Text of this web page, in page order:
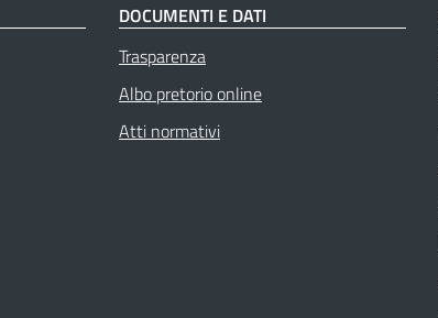
DOCUMENTI E DATI
Trasparenza
Albo pretorio online
Atti normativi